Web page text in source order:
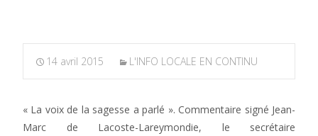
14 avril 2015 L'INFO LOCALE EN CONTINU
« La voix de la sagesse a parlé ». Commentaire signé Jean-
Marc de Lacoste-Lareymondie, le secrétaire